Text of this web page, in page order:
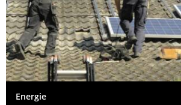
Energie